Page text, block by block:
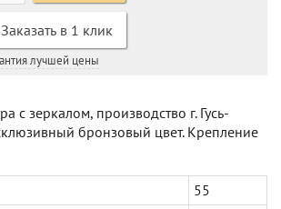
Заказать в 1 клик
лучшей цены
с зеркалом, производство г. Гусь-
бронзовый цвет. Крепление
55